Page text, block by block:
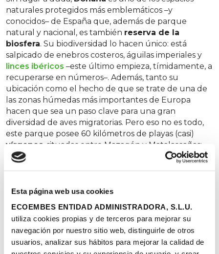
Esta página web usa cookies
ECOEMBES ENTIDAD ADMINISTRADORA, S.L.U.
utiliza cookies propias y de terceros para mejorar su
navegación por nuestro sitio web, distinguirle de otros
usuarios, analizar sus hábitos para mejorar la calidad de
naturales protegidos más emblemáticos –y
conocidos– de España que, además de parque
natural y nacional, es también reserva de la
biosfera. Su biodiversidad lo hacen único: está
salpicado de enebros costeros, águilas imperiales y
linces ibéricos –este último empieza, tímidamente, a
recuperarse en números–. Además, tanto su
ubicación como el hecho de que se trate de una de
las zonas húmedas más importantes de Europa
hacen que sea un paso clave para una gran
diversidad de aves migratorias. Pero eso no es todo,
este parque posee 60 kilómetros de playas (casi)
vírgenes , situadas entre Mazagón y Matalascañas:
las de Torre del Loro, Torre de la Higuera y Cuesta
rodeadas de unabiodiversidad
Pinedo, L`Arbre del Gos, El
Saler, La Garrofera, la